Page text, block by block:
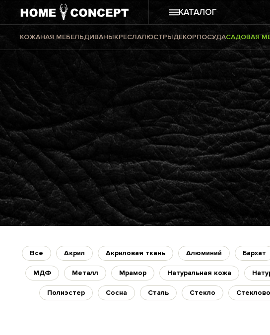
КАТАЛОГ
КОЖАНАЯ МЕБЕЛЬДИВАНЫКРЕСЛАЛЮСТРЫДЕКОРПОСУДАСАДОВАЯ
Все Акрил Акриловая ткань Алюминий Бархат
МДФ Металл Мрамор Натуральная кожа
Полиэстер Сосна Сталь Стекло